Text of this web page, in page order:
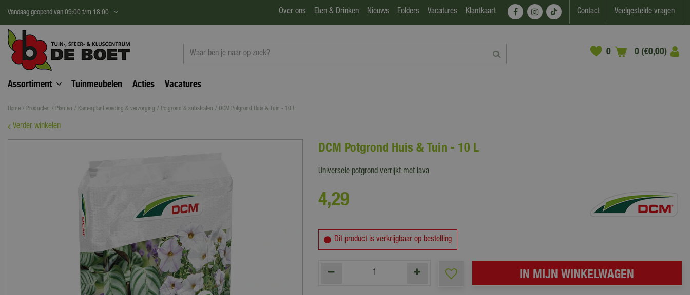
content
Home Producten Planten Kamerplant voeding & verzorging Potgrond & substraten DCM Potgrond Huis & Tuin - 10 L
Vandaag geopend van 09:00 t/m 18:00 Over ons Eten & Drinken Nieuws Folders Vacatures Klantkaart Contact Veelgestelde vragen
0 (€0,00)
Assortiment Tuinmeubelen Acties Vacatures
Verder winkelen
DCM Potgrond Huis & Tuin - 10 L
Universele potgrond verrijkt met lava
4,29
Dit product is verkrijgbaar op bestelling